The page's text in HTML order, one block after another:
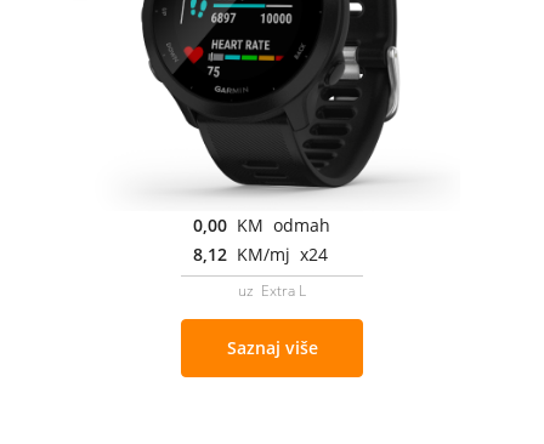
0,00 KM odmah
8,12 KM/mj x24
uz Extra L
Saznaj više